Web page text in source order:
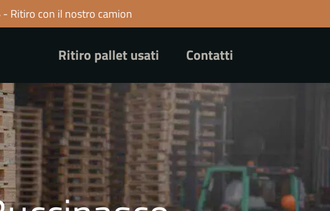
- Ritiro con il nostro camion
Ritiro pallet usati Contatti